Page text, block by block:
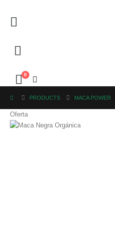
0
PRODUCTS MACA POWER
Oferta